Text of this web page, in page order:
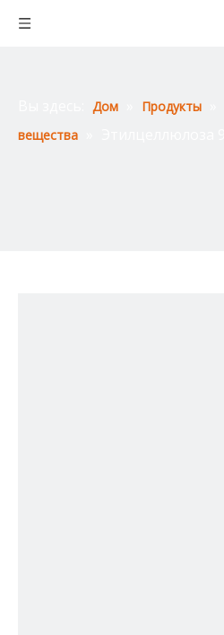
Дом Продукты
вещества